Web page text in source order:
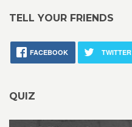
TELL YOUR FRIENDS
FACEBOOK TWITTER
QUIZ